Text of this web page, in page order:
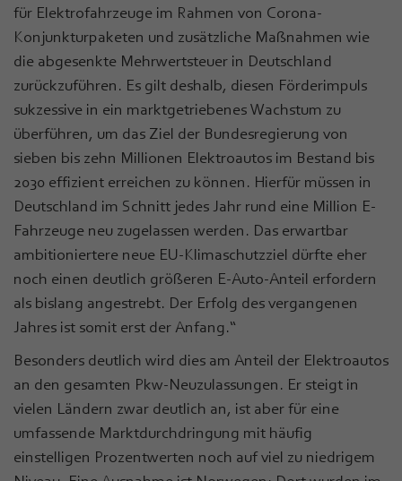
für Elektrofahrzeuge im Rahmen von Corona-
Konjunkturpaketen und zusätzliche Maßnahmen wie
die abgesenkte Mehrwertsteuer in Deutschland
zurückzuführen. Es gilt deshalb, diesen Förderimpuls
sukzessive in ein marktgetriebenes Wachstum zu
überführen, um das Ziel der Bundesregierung von
sieben bis zehn Millionen Elektroautos im Bestand bis
2030 effizient erreichen zu können. Hierfür müssen in
Deutschland im Schnitt jedes Jahr rund eine Million E-
Fahrzeuge neu zugelassen werden. Das erwartbar
ambitioniertere neue EU-Klimaschutzziel dürfte eher
noch einen deutlich größeren E-Auto-Anteil erfordern
als bislang angestrebt. Der Erfolg des vergangenen
Jahres ist somit erst der Anfang.“
Besonders deutlich wird dies am Anteil der Elektroautos
an den gesamten Pkw-Neuzulassungen. Er steigt in
vielen Ländern zwar deutlich an, ist aber für eine
umfassende Marktdurchdringung mit häufig
einstelligen Prozentwerten noch auf viel zu niedrigem